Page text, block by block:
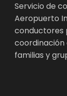
Servicio de
Aeropuerto
conductores
coordinación
familias y